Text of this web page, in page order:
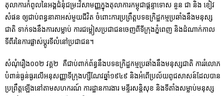
តុលាការកំពូលនៃអង្គជំនុំជម្រះវិសាមញ្ញក្នុងតុលាការកម្ពុជាផ្តន្ទាទោស នួន ជា និង ខៀវ
សំផន ឲ្យជាប់ពន្ធនាគាអស់មួយជីវិត ចំពោះការប្រព្រឹត្តបទឧក្រិដ្ឋកម្មប្រឆាំងនឹងមនុស្ស
ជាតិ ទាក់ទងនឹងការសម្លាប់ ការជម្លៀសប្រជាជនចេញពីទីក្រុងភ្នំពេញ និងដំណាក់កាល
ទីពីរនៃការផ្លាស់ប្តូរទីលំនៅប្រជាជន។
សំណុំរឿង០០២ វគ្គ២ គឺជាប់ពាក់ព័ន្ធនឹងបទឧក្រិដ្ឋកម្មប្រឆាំងនឹងមនុស្សជាតិ ការរំលោភ
បំពាន់ធ្ងន់ធ្ងរលើអនុសញ្ញាទីក្រុងហ្សឺណែវឆ្នាំ១៩៤៩ និងអំពើប្រល័យពូជសាសន៍ដែលបាន
ប្រព្រឹត្តឡើងនៅតាមសហករណ៍ ការដ្ឋានការងារ មន្ទីរសន្តិសុខ និងទីតាំងសម្លាប់មនុស្ស